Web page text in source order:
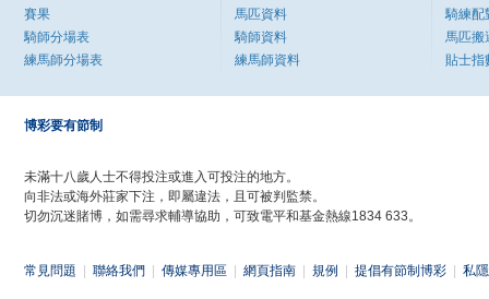
賽果
騎師分場表
練馬師分場表
馬匹資料
騎師資料
練馬師資料
騎練配
馬匹搬
貼士指
博彩要有節制
未滿十八歲人士不得投注或進入可投注的地方。
向非法或海外莊家下注，即屬違法，且可被判監禁。
切勿沉迷賭博，如需尋求輔導協助，可致電平和基金熱線1834 633。
常見問題 聯絡我們 傳媒專用區 網頁指南 規例 提倡有節制博彩 私